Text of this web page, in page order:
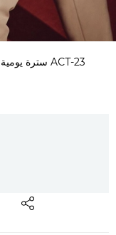
Haşema سترة يومية كلاسيكية كحلية ناعمة الملمس بقبعة ACT-23